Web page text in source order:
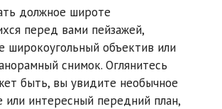
должное широте
перед вами пейзажей,
широкоугольный объектив или
снимок. Оглянитесь
быть, вы увидите необычное
или интересный передний план,